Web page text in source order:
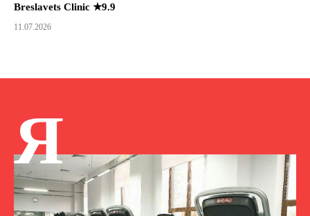
Breslavets Clinic ★9.9
11.07.2026
Я